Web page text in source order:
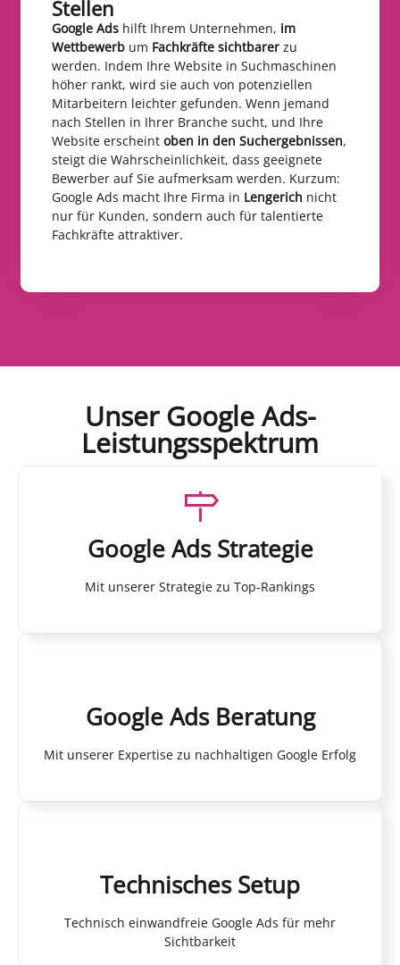
Stellen​
Google Ads hilft Ihrem Unternehmen, im
Wettbewerb um Fachkräfte sichtbarer zu
werden. Indem Ihre Website in Suchmaschinen
höher rankt, wird sie auch von potenziellen
Mitarbeitern leichter gefunden. Wenn jemand
nach Stellen in Ihrer Branche sucht, und Ihre
Website erscheint oben in den Suchergebnissen,
steigt die Wahrscheinlichkeit, dass geeignete
Bewerber auf Sie aufmerksam werden. Kurzum:
Google Ads macht Ihre Firma in Lengerich nicht
nur für Kunden, sondern auch für talentierte
Fachkräfte attraktiver.
Unser Google Ads-
Leistungsspektrum
Google Ads Strategie
Mit unserer Strategie zu Top-Rankings
Google Ads Beratung
Mit unserer Expertise zu nachhaltigen Google Erfolg
Technisches Setup
Technisch einwandfreie Google Ads für mehr
Sichtbarkeit